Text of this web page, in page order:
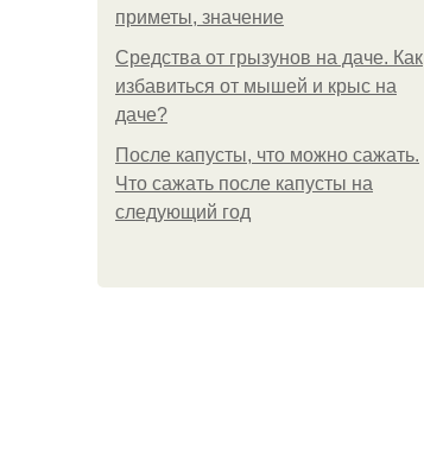
приметы, значение
Средства от грызунов на даче. Как
избавиться от мышей и крыс на
даче?
После капусты, что можно сажать.
Что сажать после капусты на
следующий год